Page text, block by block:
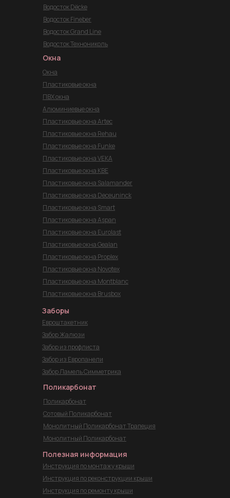
Водосток Dёcke
Водосток Fineber
Водосток Grand Line
Водосток Технониколь
Заборы
Евроштакетник
Забор Жалюзи
Забор из профлиста
Забор из Европанели
Забор Ламель Симметрика
Окна
Окна
Пластиковые окна
ПВХ окна
Алюминиевые окна
Пластиковые окна Artec
Пластиковые окна Rehau
Пластиковые окна Funke
Пластиковые окна VEKA
Пластиковые окна KBE
Пластиковые окна Salamander
Пластиковые окна Deceuninck
Пластиковые окна Smart
Пластиковые окна Aspan
Пластиковые окна Eurolast
Пластиковые окна Gealan
Пластиковые окна Proplex
Пластиковые окна Novotex
Пластиковые окна Montblanc
Пластиковые окна Brusbox
Поликарбонат
Поликарбонат
Сотовый Поликарбонат
Монолитный Поликарбонат Трапеция
Монолитный Поликарбонат
Полезная информация
Инструкция по монтажу крыши
Инструкция по реконструкции крыши
Инструкция по ремонту крыши